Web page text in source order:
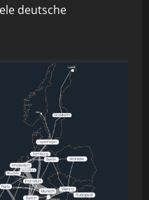
deutsche